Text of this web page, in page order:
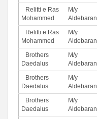
Relitti e Ras
Mohammed
M/y
Aldebaran
Relitti e Ras
Mohammed
M/y
Aldebaran
Brothers
Daedalus
M/y
Aldebaran
Brothers
Daedalus
M/y
Aldebaran
Brothers
Daedalus
M/y
Aldebaran